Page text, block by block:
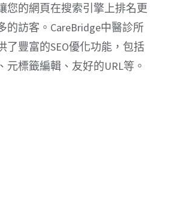
您的網頁在搜索引擎上排名更
的訪客。CareBridge中醫診所
了豐富的SEO優化功能，包括
元標籤編輯、友好的URL等。